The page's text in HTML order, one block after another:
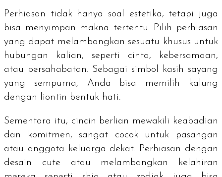
Perhiasan tidak hanya soal estetika, tetapi juga
bisa menyimpan makna tertentu. Pilih perhiasan
yang dapat melambangkan sesuatu khusus untuk
hubungan kalian, seperti cinta, kebersamaan,
atau persahabatan. Sebagai simbol kasih sayang
yang sempurna, Anda bisa memilih kalung
dengan liontin bentuk hati.
Sementara itu, cincin berlian mewakili keabadian
dan komitmen, sangat cocok untuk pasangan
atau anggota keluarga dekat. Perhiasan dengan
desain cute atau melambangkan kelahiran